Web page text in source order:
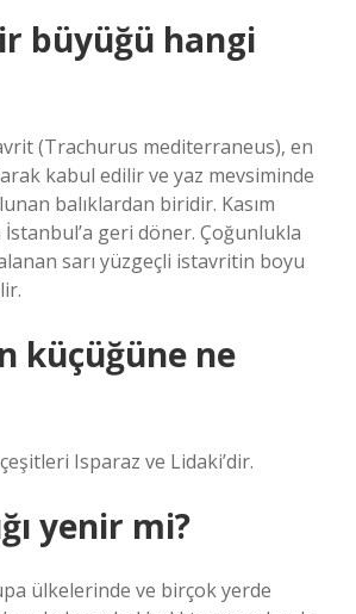
büyüğü hangi
(Trachurus mediterraneus), en
kabul edilir ve yaz mevsiminde
balıklardan biridir. Kasım
geri döner. Çoğunlukla
sarı yüzgeçli istavritin boyu
küçüğüne ne
Isparaz ve Lidaki’dir.
yenir mi?
ülkelerinde ve birçok yerde